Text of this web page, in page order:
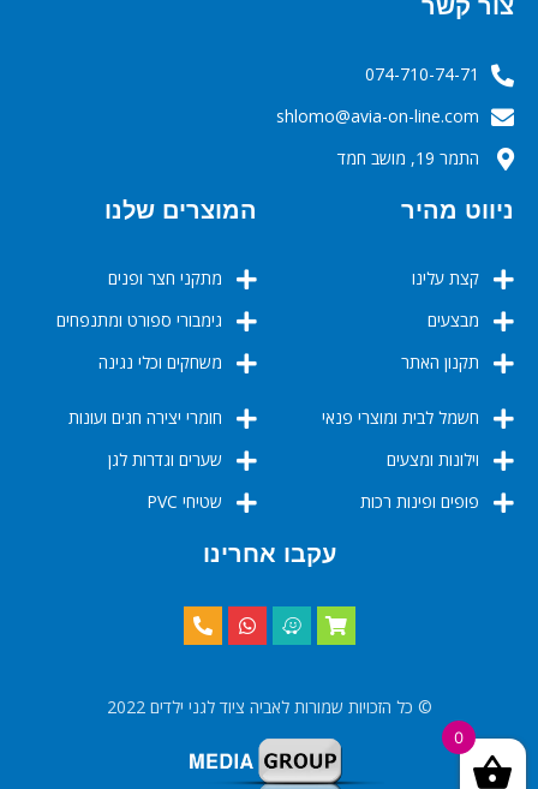
צור קשר
074-710-74-71
‬‬‬shlomo@avia-on-line.com‬
התמר 19, מושב חמד
ניווט מהיר
קצת עלינו
מבצעים
תקנון האתר
המוצרים שלנו
מתקני חצר ופנים
גימבורי ספורט ומתנפחים
משחקים וכלי נגינה
חשמל לבית ומוצרי פנאי
וילונות ומצעים
פופים ופינות רכות
חומרי יצירה חגים ועונות
שערים וגדרות לגן
שטיחי PVC
עקבו אחרינו
© כל הזכויות שמורות לאביה ציוד לגני ילדים 2022
0